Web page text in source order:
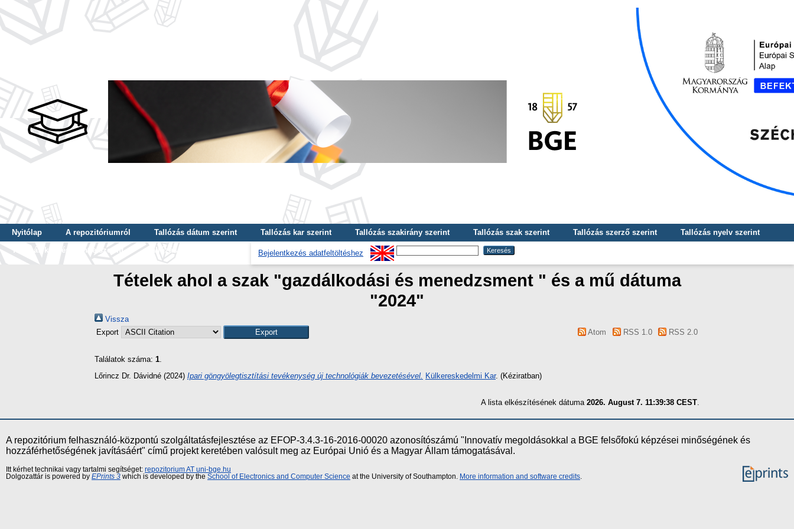
Nyitólap A repozitóriumról Tallózás dátum szerint Tallózás kar szerint Tallózás szakirány szerint Tallózás szak szerint Tallózás szerző szerint
Tallózás nyelv szerint
Tallózás képzés szintje szerint
Tallózás kulcsszó szerint Bejelentkezés adatfeltöltéshez
Tételek ahol a szak "gazdálkodási és menedzsment " és a mű dátuma
"2024"
Vissza
Export
Atom RSS 1.0 RSS 2.0
Találatok száma: 1.
Lőrincz Dr. Dávidné (2024) Ipari göngyölegtisztítási tevékenység új technológiák bevezetésével. Külkereskedelmi Kar. (Kéziratban)
A lista elkészítésének dátuma 2026. August 7. 11:39:38 CEST
A repozitórium felhasználó-központú szolgáltatásfejlesztése az EFOP-3.4.3-16-2016-00020 azonosítószámú "Innovatív megoldásokkal a BGE felsőfokú képzései minőségének és
hozzáférhetőségének javításáért" című projekt keretében valósult meg az Európai Unió és a Magyar Állam támogatásával.
Itt kérhet technikai vagy tartalmi segítséget: repozitorium AT uni-bge.hu
Dolgozattár is powered by EPrints 3 which is developed by the School of Electronics and Computer Science at the University of Southampton. More information and software credits